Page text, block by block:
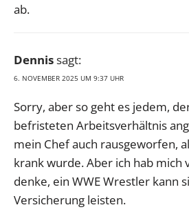
ab.
Dennissagt:
6. NOVEMBER 2025 UM 9:37 UHR
Sorry, aber so geht es jedem,
befristeten Arbeitsverhältnis
mein Chef auch rausgeworfen,
krank wurde. Aber ich hab mich
denke, ein WWE Wrestler kann
Versicherung leisten.